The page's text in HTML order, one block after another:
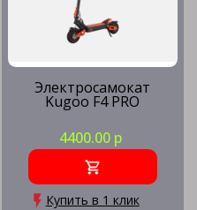
Электросамокат
Kugoo F4 PRO
4400.00 р
Купить в 1 клик